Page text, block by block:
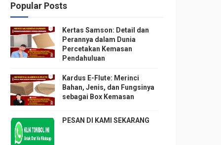
Popular Posts
Kertas Samson: Detail dan
Perannya dalam Dunia
Percetakan Kemasan
Pendahuluan
Kardus E-Flute: Merinci
Bahan, Jenis, dan Fungsinya
sebagai Box Kemasan
PESAN DI KAMI SEKARANG